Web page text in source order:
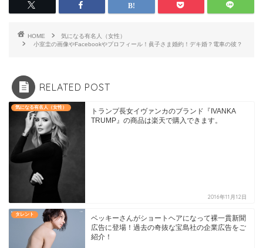
HOME
気になる有名人（女性）
小室圭の画像やFacebookやプロフィール！眞子さま婚約！デキ婚？電車の彼？
RELATED POST
気になる有名人（女性）
トランプ長女イヴァンカのブランド『IVANKA
TRUMP』の商品は楽天で購入できます。
2016年11月12日
タレント
ベッキーさんがショートヘアになって裸一貫新聞
広告に登場！過去の奇抜な宝島社の企業広告をご
紹介！